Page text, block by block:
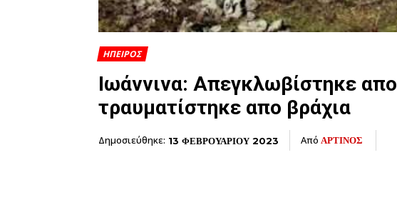
ΗΠΕΙΡΟΣ
Ιωάννινα: Απεγκλωβίστηκε
τραυματίστηκε απο βράχια
Δημοσιεύθηκε: 13 ΦΕΒΡΟΥΑΡΙΟΥ 2023 Από ΑΡΤΙΝΟΣ